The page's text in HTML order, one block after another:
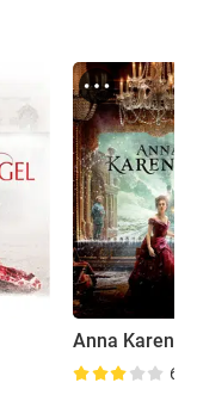
Anna
6.6